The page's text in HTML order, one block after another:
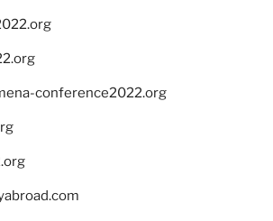
conference2022.org